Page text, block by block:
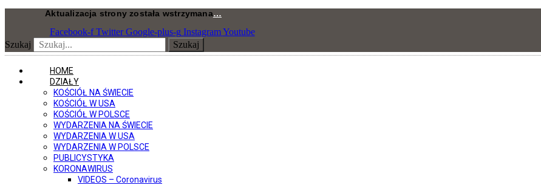
Aktualizacja strony została wstrzymana…
Facebook-f Twitter Google-plus-g InstagramYoutube
Szukaj
Szukaj
HOME
DZIAŁY
KOŚCIÓŁ NA ŚWIECIE
KOŚCIÓŁ W USA
KOŚCIÓŁ W POLSCE
WYDARZENIA NA ŚWIECIE
WYDARZENIA W USA
WYDARZENIA W POLSCE
PUBLICYSTYKA
KORONAWIRUS
VIDEOS – Coronavirus